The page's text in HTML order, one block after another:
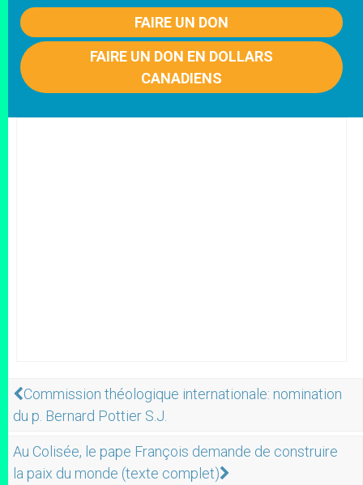
FAIRE UN DON
FAIRE UN DON EN DOLLARS
CANADIENS
Commission théologique internationale: nomination
du p. Bernard Pottier S.J.
Au Colisée, le pape François demande de construire
la paix du monde (texte complet)